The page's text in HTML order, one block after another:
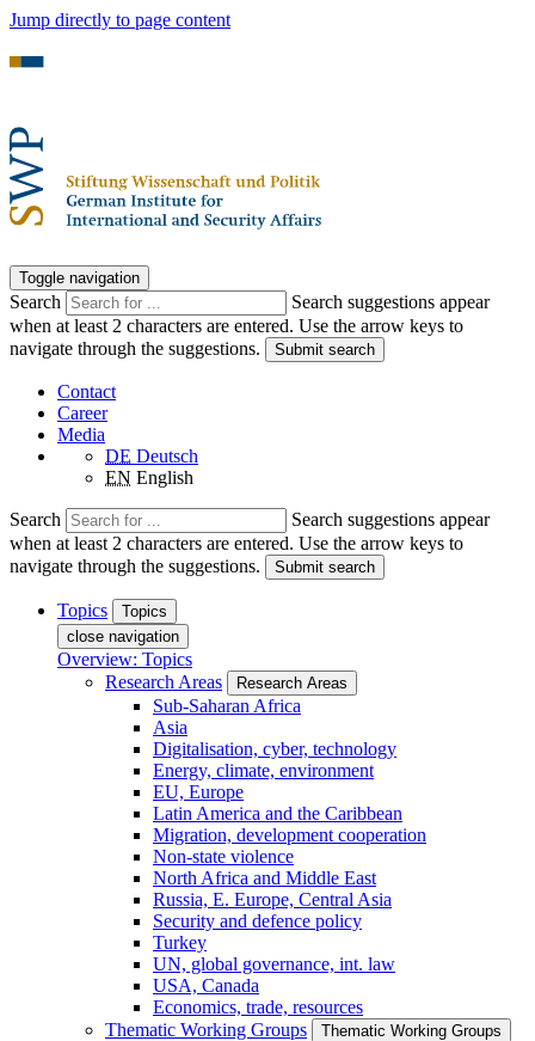
Jump directly to page content
Toggle navigation
Search
Search suggestions appear
when at least 2 characters are entered. Use the arrow keys to
navigate through the suggestions.
Submit search
Contact
Career
Media
DE Deutsch
EN English
Search
Search suggestions appear
when at least 2 characters are entered. Use the arrow keys to
navigate through the suggestions.
Submit search
Topics
Topics
close navigation
Overview: Topics
Research Areas
Research Areas
Sub-Saharan Africa
Asia
Digitalisation, cyber, technology
Energy, climate, environment
EU, Europe
Latin America and the Caribbean
Migration, development cooperation
Non-state violence
North Africa and Middle East
Russia, E. Europe, Central Asia
Security and defence policy
Turkey
UN, global governance, int. law
USA, Canada
Economics, trade, resources
Thematic Working Groups
Thematic Working Groups